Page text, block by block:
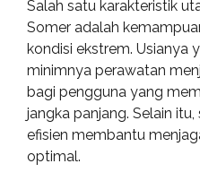
Salah satu karakteristik
Somer adalah
kondisi ekstrem. Usianya
minimnya perawatan
bagi pengguna yang
jangka panjang. Selain
efisien membantu
optimal.